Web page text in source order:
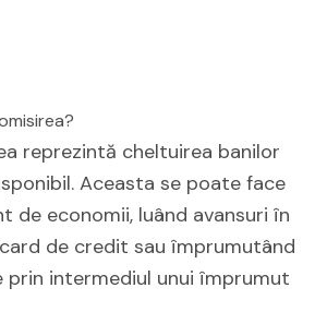
reprezintă cheltuirea banilor
Aceasta se poate face
de economii, luând avansuri în
de credit sau împrumutând
prin intermediul unui împrumut